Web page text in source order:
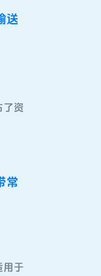
送
了资
常
用于